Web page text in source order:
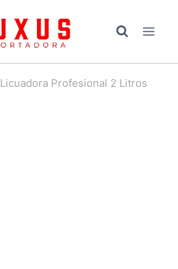
Licuadora Profesional 2 Litros